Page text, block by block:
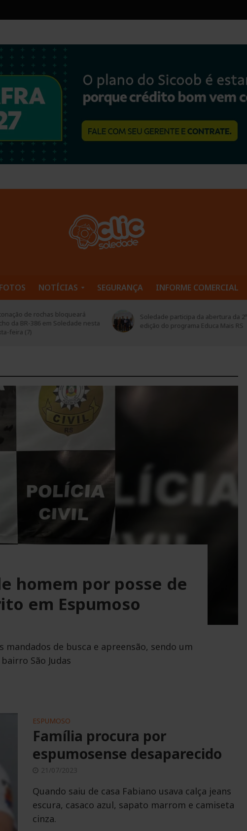
NOTÍCIAS SEGURANÇA INFORME COMERCIAL
participa da abertura da 2ª
do programa Educa Mais RS
Defesa Civil de Soledade participa de
encontro do G8 Vale do Taquari para
troca de experiências
homem por posse de
em Espumoso
de busca e apreensão, sendo um
São Judas
ESPUMOSO
Família procura por
espumosense desaparecido
21/07/2023
Quando saiu de casa Fabiano usava calça jeans
escura, casaco azul, sapato marrom e camiseta
cinza.